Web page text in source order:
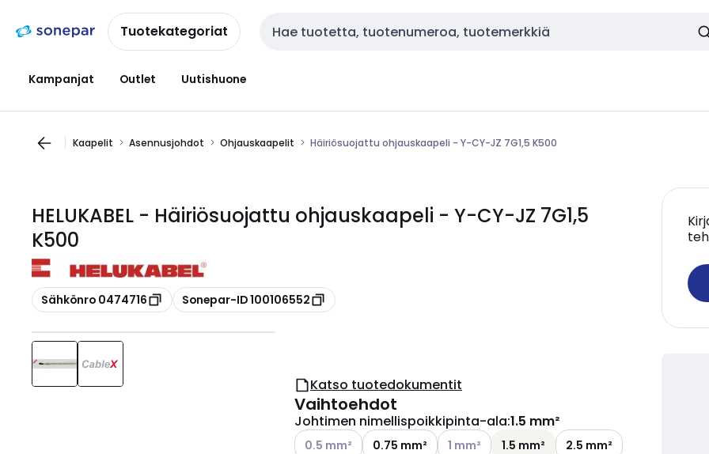
navigointiinsisältöönTuotekategoriat Haku
Kampanjat Outlet Uutishuone
Kaapelit Asennusjohdot Ohjauskaapelit Häiriösuojattu ohjauskaapeli - Y-CY-JZ 7G1,5 K500
HELUKABEL - Häiriösuojattu ohjauskaapeli - Y-CY-JZ 7G1,5
K500
Kopioi
Sähkönro 0474716 Kopioi
Sonepar-ID 100106552
Katso tuotedokumentit
Vaihtoehdot
Johtimen nimellispoikkipinta-ala:1.5 mm²
Katso käytettävissä olevat vaihtoehdot
0.5 mm² 0.75 mm² Katso käytettävissä olevat vaihtoehdot
1 mm² 1.5 mm²
2.5 mm²